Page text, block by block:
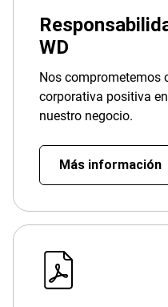
WD
Nos comprometemos
corporativa positiva
nuestro negocio.
Más información